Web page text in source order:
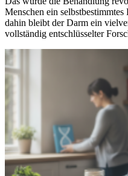
Menschen ein
dahin bleibt der Darm ein
vollständig entschlüsselter